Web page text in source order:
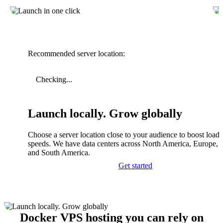
Recommended server location:
Checking...
Launch locally. Grow globally
Choose a server location close to your audience to boost
speeds. We have data centers across North America, Europe,
and South America.
Get started
Docker VPS hosting you can rely on